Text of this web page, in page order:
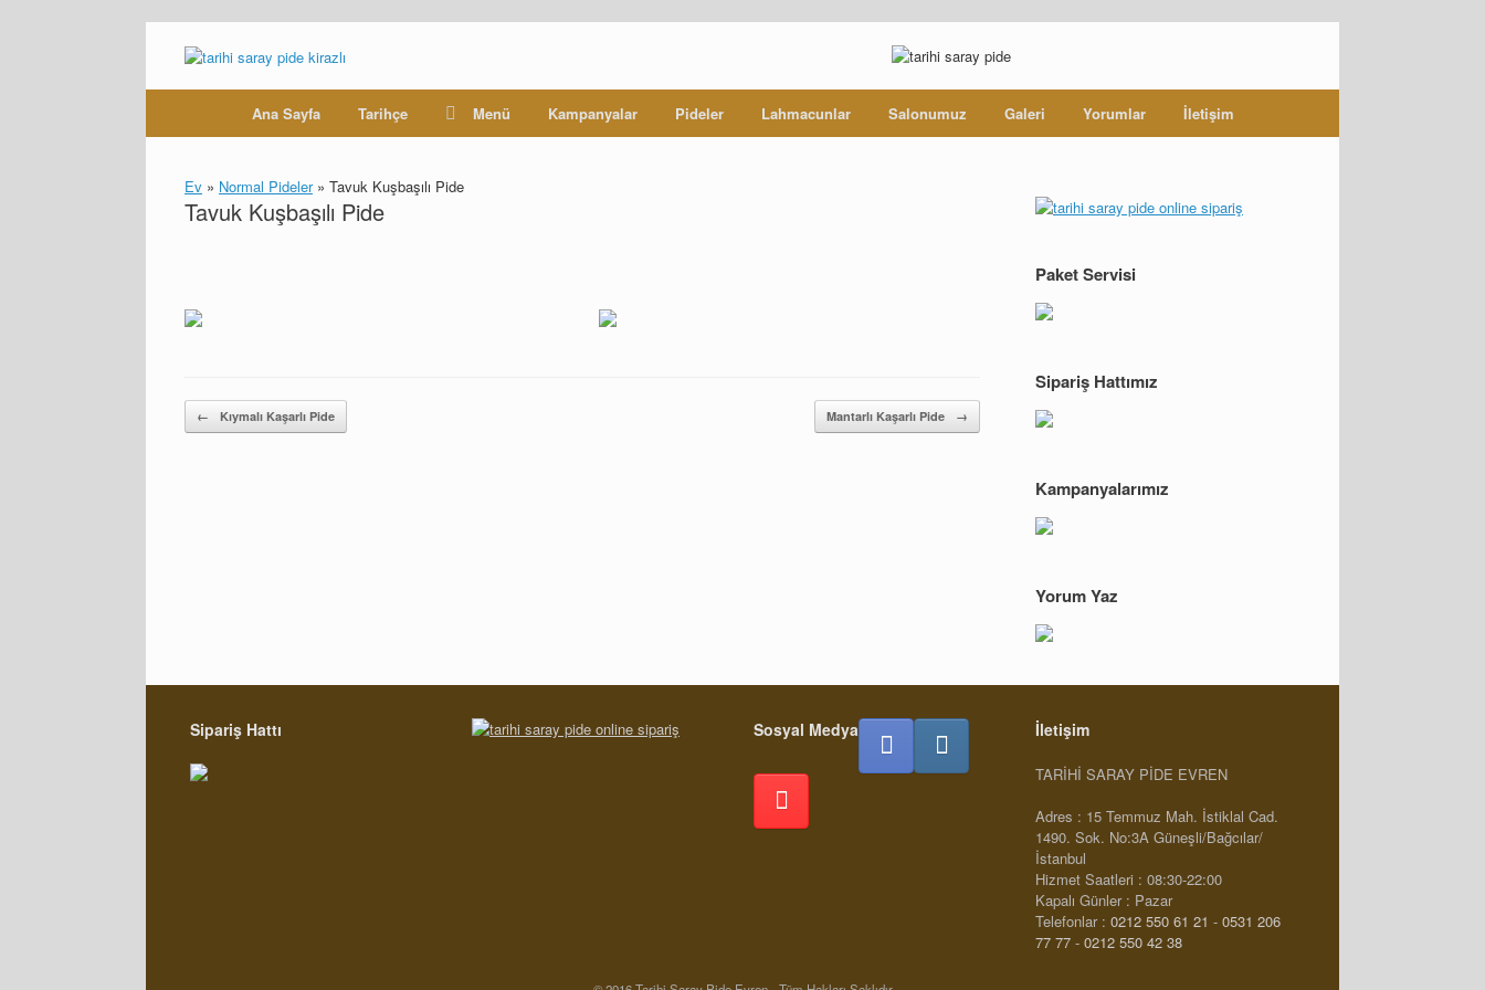
Ana Sayfa
Tarihçe Menü Kampanyalar Pideler Lahmacunlar Salonumuz Galeri Yorumlar İletişim
Ev » Normal Pideler » Tavuk Kuşbaşılı Pide
Tavuk Kuşbaşılı Pide
Post navigation
← Kıymalı Kaşarlı Pide Mantarlı Kaşarlı Pide →
Paket Servisi
Sipariş Hattımız
Kampanyalarımız
Yorum Yaz
Sipariş Hattı Sosyal Medya İletişim
TARİHİ SARAY PİDE EVREN
Adres : 15 Temmuz Mah. İstiklal Cad.
1490. Sok. No:3A Güneşli/Bağcılar/
İstanbul
Hizmet Saatleri : 08:30-22:00
Kapalı Günler : Pazar
Telefonlar : 0212 550 61 21 - 0531 206
77 77 - 0212 550 42 38